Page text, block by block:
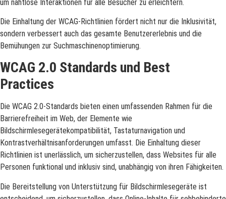
um nahtlose Interaktionen für alle Besucher zu erleichtern.
Die Einhaltung der WCAG-Richtlinien fördert nicht nur die Inklusivität,
sondern verbessert auch das gesamte Benutzererlebnis und die
Bemühungen zur Suchmaschinenoptimierung.
WCAG 2.0 Standards und Best
Practices
Die WCAG 2.0-Standards bieten einen umfassenden Rahmen für die
Barrierefreiheit im Web, der Elemente wie
Bildschirmlesegerätekompatibilität, Tastaturnavigation und
Kontrastverhältnisanforderungen umfasst. Die Einhaltung dieser
Richtlinien ist unerlässlich, um sicherzustellen, dass Websites für alle
Personen funktional und inklusiv sind, unabhängig von ihren Fähigkeiten.
Die Bereitstellung von Unterstützung für Bildschirmlesegeräte ist